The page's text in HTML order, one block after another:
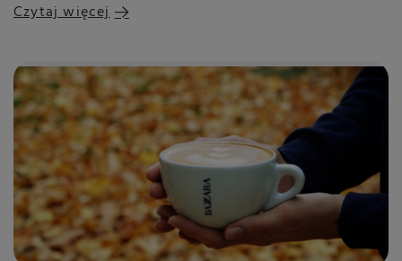
Czytaj więcej